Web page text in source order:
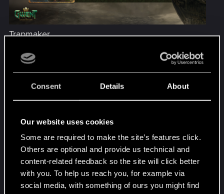
Consent Details About
Our website uses cookies
Some are required to make the site’s features click.
Others are optional and provide us technical and
content-related feedback so the site will click better
with you. To help us reach you, for example via
social media, with something of ours you might find
Trapmaker
Poniedziałek, 3 lipca— Potwory i Scoia'tael
17:00— moshcraft:twitch.tv/moshcraft